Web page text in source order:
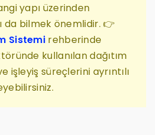
yapı üzerinden
da bilmek önemlidir. 👉
Sistemi rehberinde
kullanılan dağıtım
işleyiş süreçlerini ayrıntılı